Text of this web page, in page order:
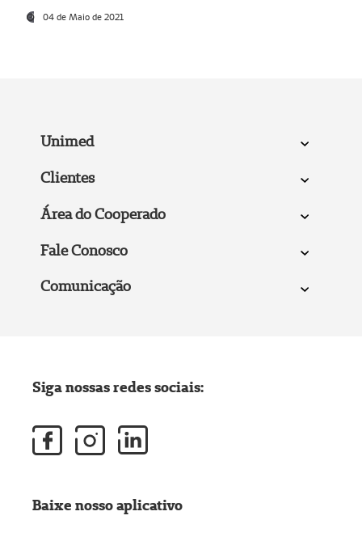
04 de Maio de 2021
Unimed
Clientes
Área do Cooperado
Fale Conosco
Comunicação
Siga nossas redes sociais:
Baixe nosso aplicativo